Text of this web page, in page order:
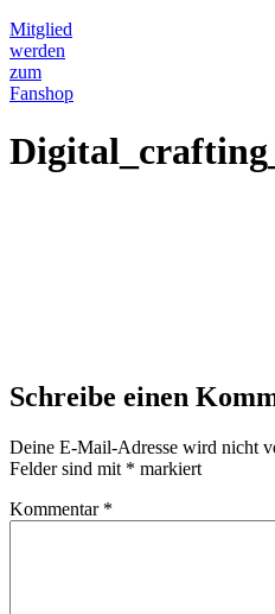
Mitglied
werden
zum
Fanshop
Schreibe einen
Deine E-Mail-Adresse wird nicht
Felder sind mit * markiert
Kommentar *